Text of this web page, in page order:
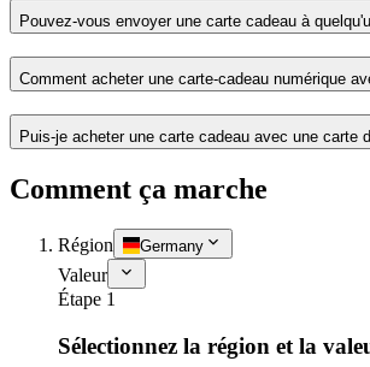
Pouvez-vous envoyer une carte cadeau à
Comment acheter une carte-cadeau numérique
Puis-je acheter une carte cadeau avec une carte
Comment ça marche
Région Germany
Valeur
Étape 1
Sélectionnez la région et la